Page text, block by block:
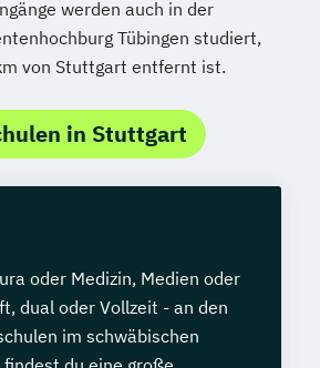
werden auch in der
Tübingen studiert,
von Stuttgart entfernt ist.
in Stuttgart
oder Medizin, Medien oder
dual oder Vollzeit - an den
im schwäbischen